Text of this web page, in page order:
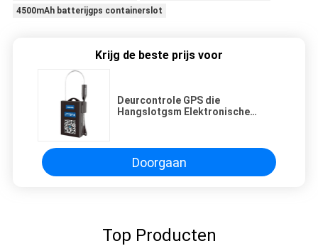
4500mAh batterijgps containerslot
Krijg de beste prijs voor
Deurcontrole GPS die
Hangslotgsm Elektronische
Doorgaan
Top Producten